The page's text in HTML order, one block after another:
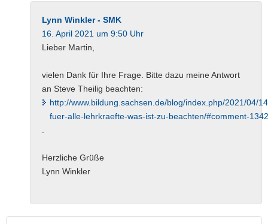
Lynn Winkler - SMK
16. April 2021 um 9:50 Uhr
Lieber Martin,
vielen Dank für Ihre Frage. Bitte dazu meine Antwort
an Steve Theilig beachten:
http://www.bildung.sachsen.de/blog/index.php/2021/04/
fuer-alle-lehrkraefte-was-ist-zu-beachten/#comment-
Herzliche Grüße
Lynn Winkler